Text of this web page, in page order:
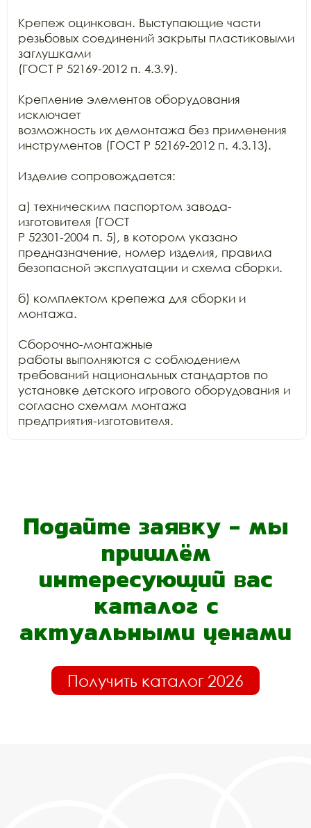
Крепеж оцинкован. Выступающие части
резьбовых соединений закрыты пластиковыми
заглушками
(ГОСТ Р 52169-2012 п. 4.3.9).
Крепление элементов оборудования
исключает
возможность их демонтажа без применения
инструментов (ГОСТ Р 52169-2012 п. 4.3.13).
Изделие сопровождается:
а) техническим паспортом завода-
изготовителя (ГОСТ
Р 52301-2004 п. 5), в котором указано
предназначение, номер изделия, правила
безопасной эксплуатации и схема сборки.
б) комплектом крепежа для сборки и
монтажа.
Сборочно-монтажные
работы выполняются с соблюдением
требований национальных стандартов по
установке детского игрового оборудования и
согласно схемам монтажа
предприятия-изготовителя.
Подайте заявку - мы
пришлём
интересующий вас
каталог с
актуальными ценами
Получить каталог 2026